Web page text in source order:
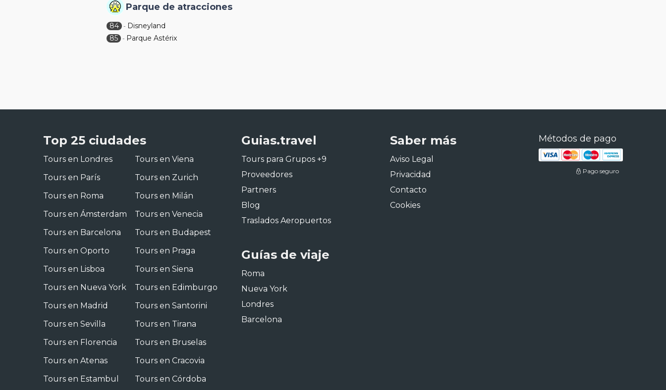
Parque de atracciones
84 - Disneyland
85 - Parque Astérix
Top 25 ciudades
Tours en Londres
Tours en París
Tours en Roma
Tours en Ámsterdam
Tours en Barcelona
Tours en Oporto
Tours en Lisboa
Tours en Nueva York
Tours en Madrid
Tours en Sevilla
Tours en Florencia
Tours en Atenas
Tours en Estambul
Tours en Viena
Tours en Zurich
Tours en Milán
Tours en Venecia
Tours en Budapest
Tours en Praga
Tours en Siena
Tours en Edimburgo
Tours en Santorini
Tours en Tirana
Tours en Bruselas
Tours en Cracovia
Tours en Córdoba
Guias.travel
Tours para Grupos +9
Proveedores
Partners
Blog
Traslados Aeropuertos
Guías de viaje
Roma
Nueva York
Londres
Barcelona
Saber más
Aviso Legal
Privacidad
Contacto
Cookies
Métodos de pago
Pago seguro